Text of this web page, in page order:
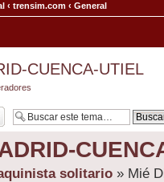
‹ trensim.com ‹ General
CUENCA-UTIEL
solitario » Mié